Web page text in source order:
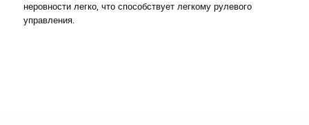
неровности легко, что способствует легкому рулевого
управления.